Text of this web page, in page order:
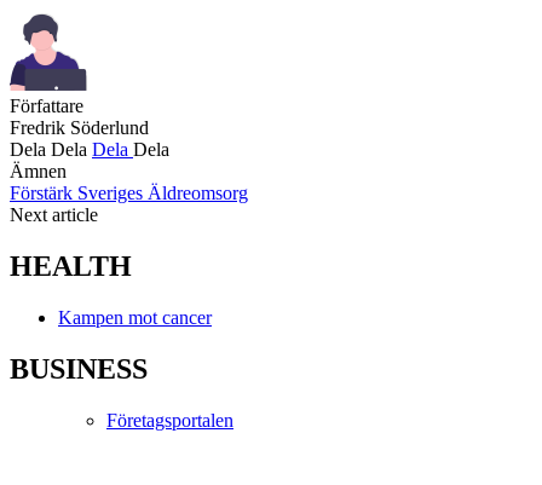
Författare
Fredrik Söderlund
Dela Dela Dela Dela
Ämnen
Förstärk Sveriges Äldreomsorg
Next article
HEALTH
Kampen mot cancer
BUSINESS
Företagsportalen